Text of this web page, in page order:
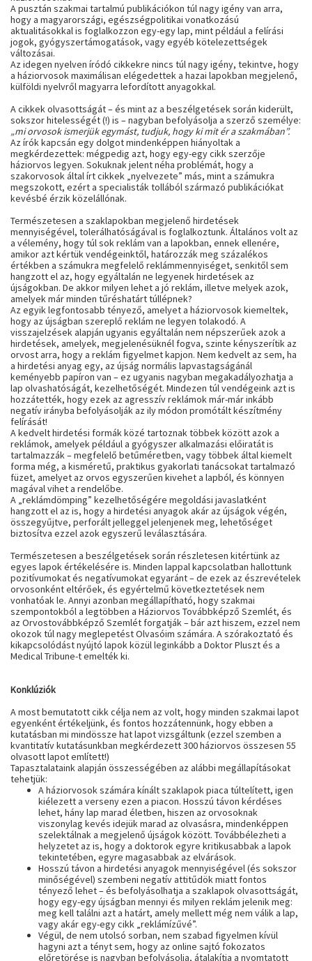
A pusztán szakmai tartalmú publikációkon túl nagy igény van arra,
hogy a magyarországi, egészségpolitikai vonatkozású
aktualitásokkal is foglalkozzon egy-egy lap, mint például a felírási
jogok, gyógyszertámogatások, vagy egyéb kötelezettségek
változásai.
Az idegen nyelven íródó cikkekre nincs túl nagy igény, tekintve, hogy
a háziorvosok maximálisan elégedettek a hazai lapokban megjelenő,
külföldi nyelvről magyarra lefordított anyagokkal.
A cikkek olvasottságát – és mint az a beszélgetések során kiderült,
sokszor hitelességét (!) is – nagyban befolyásolja a szerző személye:
„mi orvosok ismerjük egymást, tudjuk, hogy ki mit ér a szakmában”.
Az írók kapcsán egy dolgot mindenképpen hiányoltak a
megkérdezettek: mégpedig azt, hogy egy-egy cikk szerzője
háziorvos legyen. Sokuknak jelent néha problémát, hogy a
szakorvosok által írt cikkek „nyelvezete” más, mint a számukra
megszokott, ezért a specialisták tollából származó publikációkat
kevésbé érzik közelállónak.
Természetesen a szaklapokban megjelenő hirdetések
mennyiségével, tolerálhatóságával is foglalkoztunk. Általános volt az
a vélemény, hogy túl sok reklám van a lapokban, ennek ellenére,
amikor azt kértük vendégeinktől, határozzák meg százalékos
értékben a számukra megfelelő reklámmennyiséget, senkitől sem
hangzott el az, hogy egyáltalán ne legyenek hirdetések az
újságokban. De akkor milyen lehet a jó reklám, illetve melyek azok,
amelyek már minden tűréshatárt túllépnek?
Az egyik legfontosabb tényező, amelyet a háziorvosok kiemeltek,
hogy az újságban szereplő reklám ne legyen tolakodó. A
visszajelzések alapján ugyanis egyáltalán nem népszerűek azok a
hirdetések, amelyek, megjelenésüknél fogva, szinte kényszerítik az
orvost arra, hogy a reklám figyelmet kapjon. Nem kedvelt az sem, ha
a hirdetési anyag egy, az újság normális lapvastagságánál
keményebb papíron van – ez ugyanis nagyban megakadályozhatja a
lap olvashatóságát, kezelhetőségét. Mindezen túl vendégeink azt is
hozzátették, hogy ezek az agresszív reklámok már-már inkább
negatív irányba befolyásolják az ily módon promótált készítmény
felírását!
A kedvelt hirdetési formák közé tartoznak többek között azok a
reklámok, amelyek például a gyógyszer alkalmazási előiratát is
tartalmazzák – megfelelő betűméretben, vagy többek által kiemelt
forma még, a kisméretű, praktikus gyakorlati tanácsokat tartalmazó
füzet, amelyet az orvos egyszerűen kivehet a lapból, és könnyen
magával vihet a rendelőbe.
A „reklámdömping” kezelhetőségére megoldási javaslatként
hangzott el az is, hogy a hirdetési anyagok akár az újságok végén,
összegyűjtve, perforált jelleggel jelenjenek meg, lehetőséget
biztosítva ezzel azok egyszerű leválasztására.
Természetesen a beszélgetések során részletesen kitértünk az
egyes lapok értékelésére is. Minden lappal kapcsolatban hallottunk
pozitívumokat és negatívumokat egyaránt – de ezek az észrevételek
orvosonként eltérőek, és egyértelmű következtetések nem
vonhatóak le. Annyi azonban megállapítható, hogy szakmai
szempontokból a legtöbben a Háziorvos Továbbképző Szemlét, és
az Orvostovábbképző Szemlét forgatják – bár azt hiszem, ezzel nem
okozok túl nagy meglepetést Olvasóim számára. A szórakoztató és
kikapcsolódást nyújtó lapok közül leginkább a Doktor Pluszt és a
Medical Tribune-t emelték ki.
Konklúziók
A most bemutatott cikk célja nem az volt, hogy minden szakmai lapot
egyenként értékeljünk, és fontos hozzátennünk, hogy ebben a
kutatásban mi mindössze hat lapot vizsgáltunk (ezzel szemben a
kvantitatív kutatásunkban megkérdezett 300 háziorvos összesen 55
olvasott lapot említett!)
Tapasztalataink alapján összességében az alábbi megállapításokat
tehetjük:
A háziorvosok számára kínált szaklapok piaca túltelített, igen
kiélezett a verseny ezen a piacon. Hosszú távon kérdéses
lehet, hány lap marad életben, hiszen az orvosoknak
viszonylag kevés idejük marad az olvasásra, mindenképpen
szelektálnak a megjelenő újságok között. Továbbélezheti a
helyzetet az is, hogy a doktorok egyre kritikusabbak a lapok
tekintetében, egyre magasabbak az elvárások.
Hosszú távon a hirdetési anyagok mennyiségével (és sokszor
minőségével) szembeni negatív attitűdök miatt fontos
tényező lehet – és befolyásolhatja a szaklapok olvasottságát,
hogy egy-egy újságban mennyi és milyen reklám jelenik meg:
meg kell találni azt a határt, amely mellett még nem válik a lap,
vagy akár egy-egy cikk „reklámízűvé”.
Végül, de nem utolsó sorban, nem szabad figyelmen kívül
hagyni azt a tényt sem, hogy az online sajtó fokozatos
előretörése is nagyban befolyásolja, átalakítja a nyomtatott